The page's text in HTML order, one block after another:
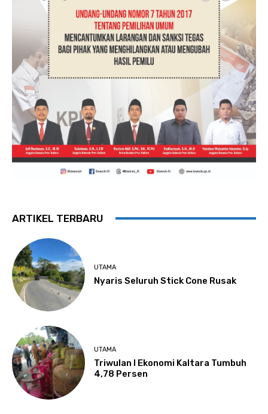
ARTIKEL TERBARU
UTAMA
Nyaris Seluruh Stick Cone Rusak
UTAMA
Triwulan I Ekonomi Kaltara Tumbuh
4,78 Persen